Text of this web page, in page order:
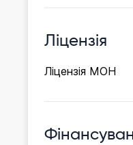
Ліцензія
Ліцензія МОН